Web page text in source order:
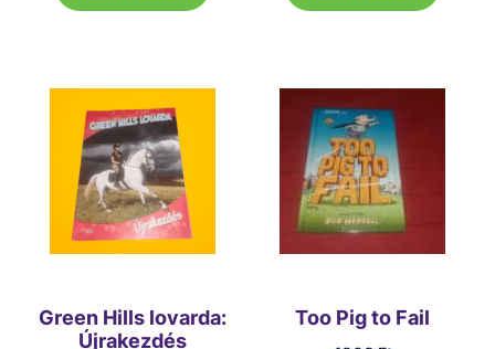
Green Hills lovarda:
Újrakezdés
Too Pig to Fail